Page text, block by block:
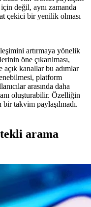
değil, aynı zamanda
çekici bir yenilik olması
artırmaya yönelik
öne çıkarılması,
kanallar bu adımlar
platform
arasında daha
oluşturabilir. Özelliğin
bir takvim paylaşılmadı.
arama